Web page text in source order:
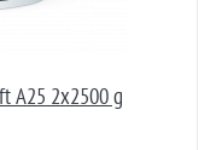
A25 2x2500 g